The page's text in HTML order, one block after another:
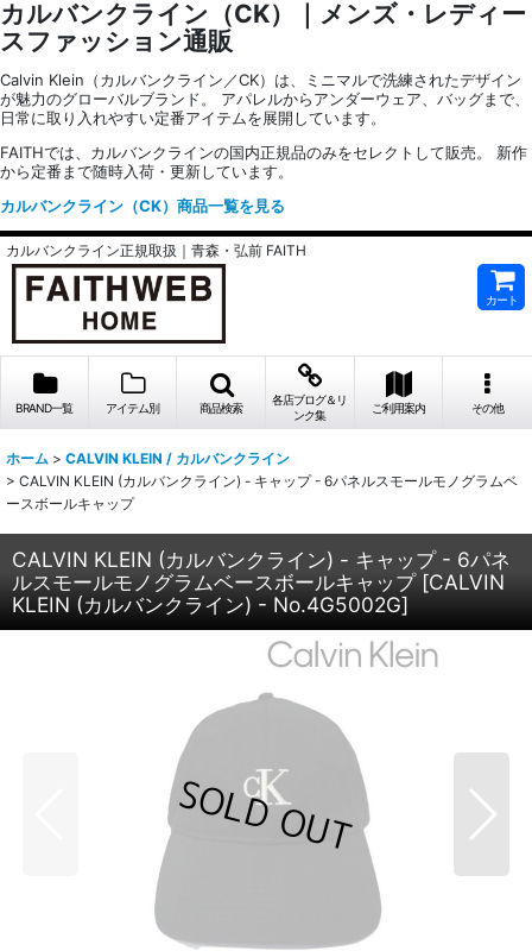
カルバンクライン（CK）｜メンズ・レディー
スファッション通販
Calvin Klein（カルバンクライン／CK）は、ミニマルで洗練されたデザイン
が魅力のグローバルブランド。 アパレルからアンダーウェア、バッグまで、
日常に取り入れやすい定番アイテムを展開しています。
FAITHでは、カルバンクラインの国内正規品のみをセレクトして販売。 新作
から定番まで随時入荷・更新しています。
カルバンクライン（CK）商品一覧を見る
カルバンクライン正規取扱｜青森・弘前 FAITH
カート
BRAND一覧 アイテム別 商品検索
各店ブログ＆リ
ンク集
ご利用案内 その他
ホーム > CALVIN KLEIN / カルバンクライン
> CALVIN KLEIN (カルバンクライン) - キャップ - 6パネルスモールモノグラムベ
ースボールキャップ
CALVIN KLEIN (カルバンクライン) - キャップ - 6パネ
ルスモールモノグラムベースボールキャップ [CALVIN
KLEIN (カルバンクライン) - No.4G5002G]